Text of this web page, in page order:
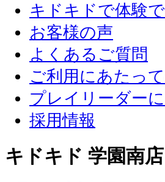
キドキドで体験
お客様の声
よくあるご質問
ご利用にあたっ
プレイリーダー
採用情報
キドキド 学園南